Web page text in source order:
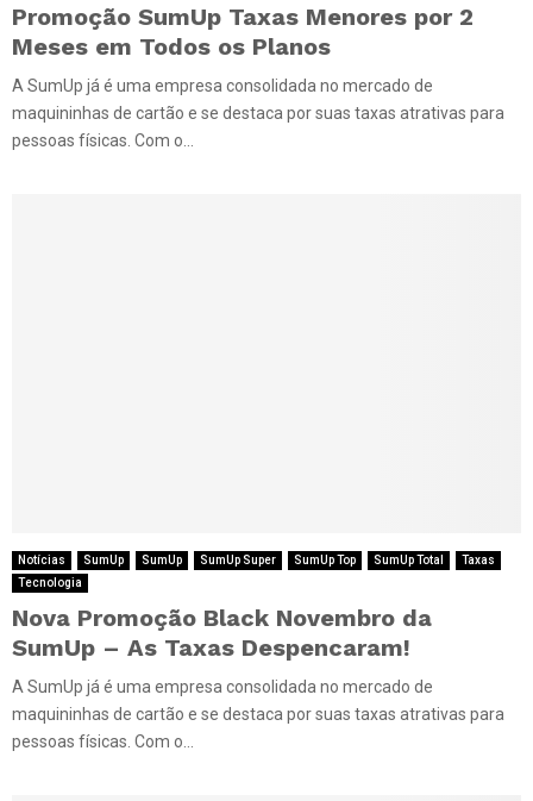
Promoção SumUp Taxas Menores por 2
Meses em Todos os Planos
A SumUp já é uma empresa consolidada no mercado de
maquininhas de cartão e se destaca por suas taxas atrativas para
pessoas físicas. Com o...
Notícias SumUp SumUp SumUp Super SumUp Top SumUp Total
Taxas
Tecnologia
Nova Promoção Black Novembro da
SumUp – As Taxas Despencaram!
A SumUp já é uma empresa consolidada no mercado de
maquininhas de cartão e se destaca por suas taxas atrativas para
pessoas físicas. Com o...